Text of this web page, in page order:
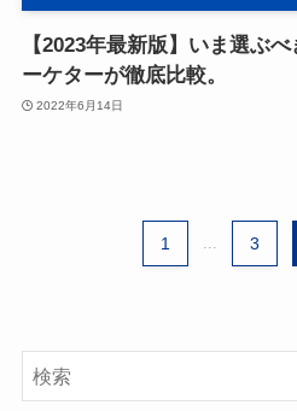
【2023年最新版】いま選ぶ
ーケターが徹底比較。
2022年6月14日
1 3